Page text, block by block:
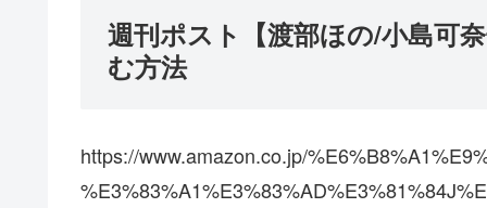
週刊ポスト【渡部ほの/小島可
む方法
https://www.amazon.co.jp/